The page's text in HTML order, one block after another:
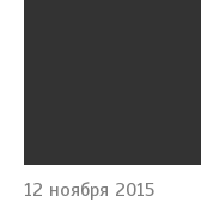
12 ноября 2015